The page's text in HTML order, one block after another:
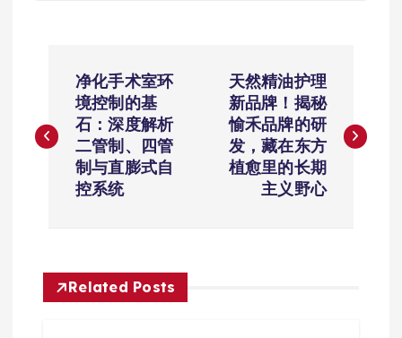
导
净化手术室环
境控制的基
石：深度解析
二管制、四管
制与直膨式自
控系统
天然精油护理
新品牌！揭秘
愉禾品牌的研
发，藏在东方
植愈里的长期
主义野心
Related Posts